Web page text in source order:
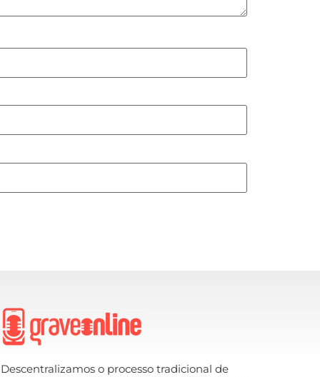
Descentralizamos o processo tradicional de